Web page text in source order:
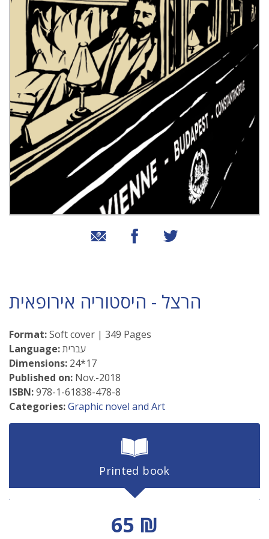
שיתוף באמצעות אימייל
שיתוף בפייסבוק
הרצל - היסטוריה אירופאית
Format:Soft cover | 349 Pages
Language:עברית
Dimensions: 24*17
Published on: Nov.-2018
ISBN:978-1-61838-478-8
Categories:Graphic novel and Art
Printed book
Discount price
65 ₪